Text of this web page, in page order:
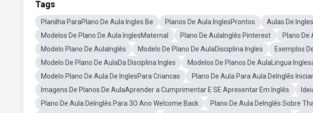
Tags
Planilha ParaPlano De Aula Ingles Be Planos De Aula InglesProntos
Aulas De
Modelos De Plano De Aula InglesMaternal
Plano De AulaInglês Pinterest
Plano De
Modelo Plano De AulaInglês
Modelo De Plano De AulaDisciplina Ingles
Exemplos
Modelo De Plano De AulaDa Disciplina Ingles
Modelos De Planos De AulaLingua
Modelo Plano De Aula De InglesPara Criancas
Plano De Aula Para Aula DeInglês
Imagens De Planos De AulaAprender a Cumprimentar E SE Apresentar Em Inglês
Plano De Aula DeInglês Para 3O Ano Welcome Back
Plano De Aula DeInglês Sobre